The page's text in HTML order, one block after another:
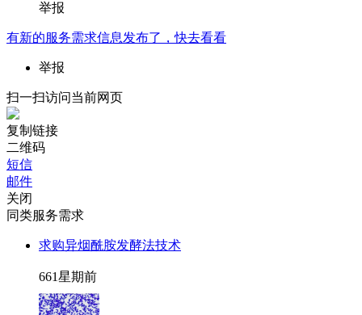
举报
有新的服务需求信息发布了，快去看看
举报
扫一扫访问当前网页
复制链接
二维码
短信
邮件
关闭
同类服务需求
求购异烟酰胺发酵法技术
661星期前